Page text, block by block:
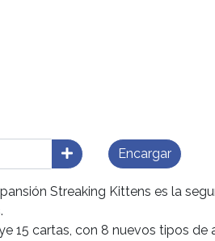
Encargar
Streaking Kittens es la
15 cartas, con 8 nuevos tipos de